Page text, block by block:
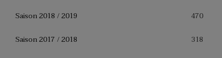
Saison 2018 / 2019 470
Saison 2017 / 2018 318